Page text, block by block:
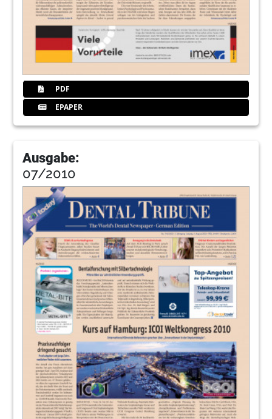
PDF
EPAPER
Ausgabe:
07/2010